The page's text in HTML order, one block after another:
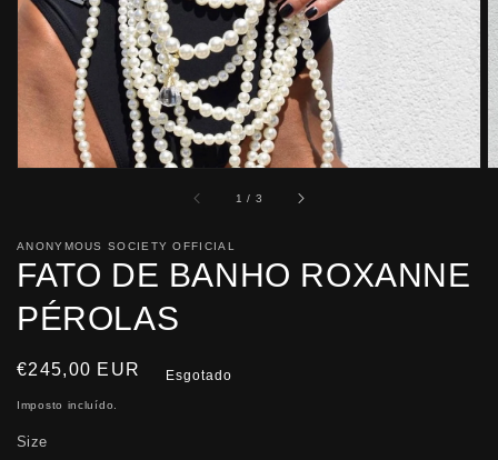
galeria
1 / de
3
ANONYMOUS SOCIETY OFFICIAL
FATO DE BANHO ROXANNE
PÉROLAS
Preço
€245,00 EUR Esgotado
Imposto incluído.
Size